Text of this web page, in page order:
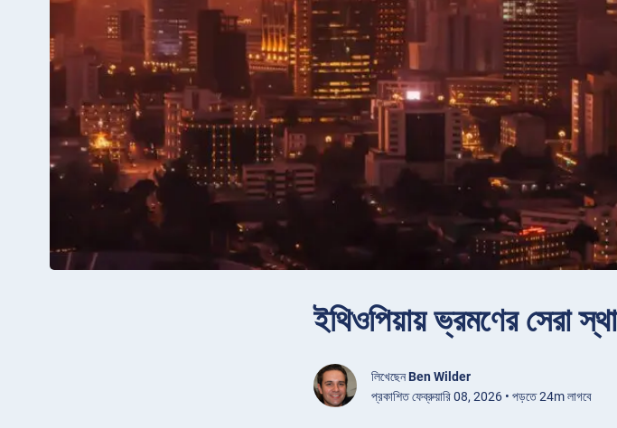
ইথিওপিয়ায় ভ্রমণের সেরা
লিখেছেনBen Wilder
প্রকাশিত ফেব্রুয়ারি 08, 2026 • পড়তে 24m লাগবে